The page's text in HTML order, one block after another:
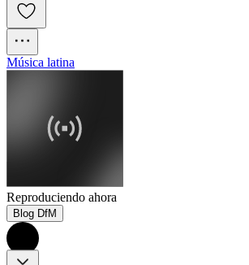
Música latina
Reproduciendo ahora
Blog DfM